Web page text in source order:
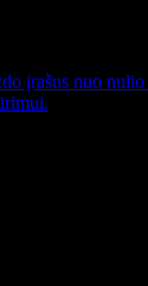
įrašus nuo